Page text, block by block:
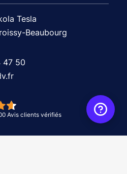
Tesla
Beaubourg
47 50